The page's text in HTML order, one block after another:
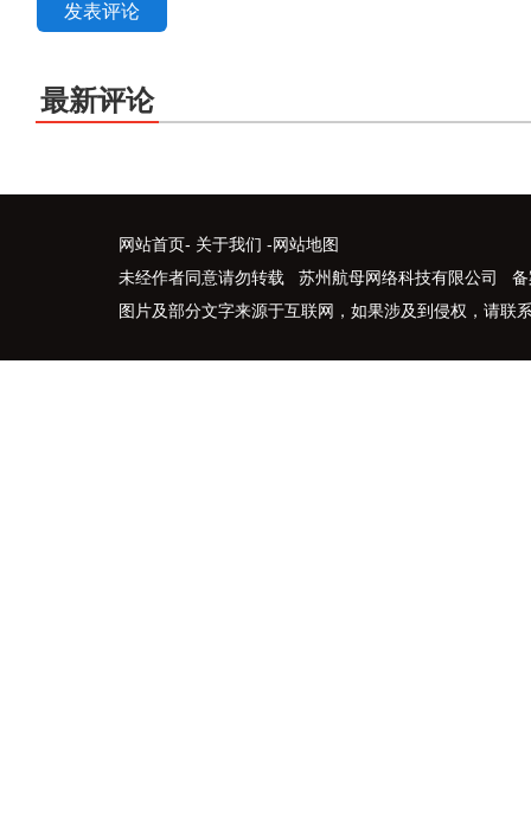
发表评论
最新评论
网站首页- 关于我们 -网站地图
未经作者同意请勿转载 苏州航母网络科技有限公司 备
图片及部分文字来源于互联网，如果涉及到侵权，请联